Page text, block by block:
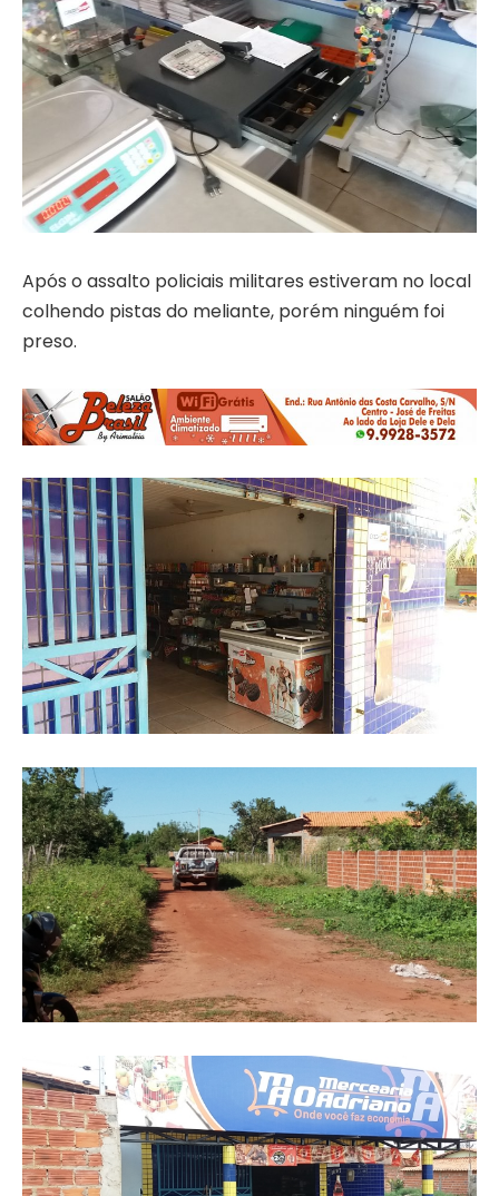
Após o assalto policiais militares estiveram no local
colhendo pistas do meliante, porém ninguém foi
preso.